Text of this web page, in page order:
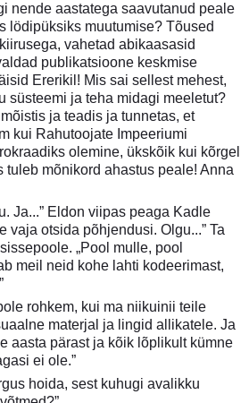
nende aastatega saavutanud peale
lödipüksiks muutumise? Tõused
vahetad abikaasasid
publikatsioone keskmise
Ererikil! Mis sai sellest mehest,
süsteemi ja teha midagi meeletut?
ja teadis ja tunnetas, et
kui Rahutoojate Impeeriumi
olemine, ükskõik kui kõrgel
tuleb mõnikord ahastus peale! Anna
Ja...” Eldon viipas peaga Kadle
vaja otsida põhjendusi. Olgu...” Ta
„Pool mulle, pool
meil neid kohe lahti kodeerimast,
rohkem, kui ma niikuinii teile
materjal ja lingid allikatele. Ja
aasta pärast ja kõik lõplikult kümne
ei ole.”
hoida, sest kuhugi avalikku